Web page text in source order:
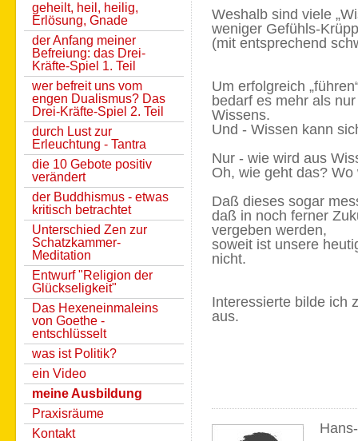
geheilt, heil, heilig,
Erlösung, Gnade
der Anfang meiner
Befreiung: das Drei-
Kräfte-Spiel 1. Teil
wer befreit uns vom
engen Dualismus? Das
Drei-Kräfte-Spiel 2. Teil
durch Lust zur
Erleuchtung - Tantra
die 10 Gebote positiv
verändert
der Buddhismus - etwas
kritisch betrachtet
Unterschied Zen zur
Schatzkammer-
Meditation
Entwurf "Religion der
Glückseligkeit"
Das Hexeneinmaleins
von Goethe -
entschlüsselt
was ist Politik?
ein Video
meine Ausbildung
Praxisräume
Kontakt
Weshalb sind viele
weniger Gefühls-
(mit entsprechend
Um erfolgreich
bedarf es mehr als
Wissens.
Und - Wissen kann
Nur - wie wird aus
Oh, wie geht das? Wo
Daß dieses sogar
daß in noch ferner
vergeben werden,
soweit ist unsere
nicht.
Interessierte bilde ich
aus.